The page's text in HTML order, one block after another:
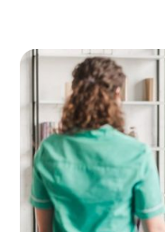
ging, lässt sich
auch auf andere